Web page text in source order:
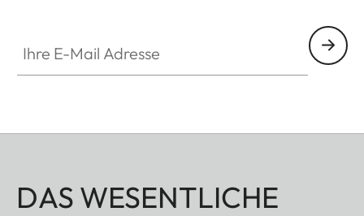
DAS WESENTLICHE